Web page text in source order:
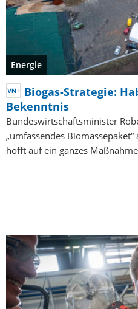
Energie
Biogas-Strategie:
Bekenntnis
Bundeswirtschaftsminister
„umfassendes
hofft auf ein ganzes